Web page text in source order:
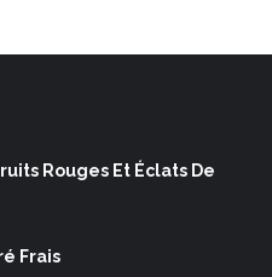
Rouges Et Éclats De
Frais